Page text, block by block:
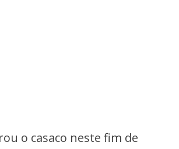
o casaco neste fim de